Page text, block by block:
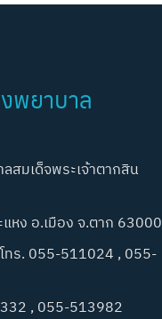
พยาบาล
สมเด็จพระเจ้าตากสิน
หง อ.เมือง จ.ตาก 63000
ทร. 055-511024 , 055-
, 055-513982